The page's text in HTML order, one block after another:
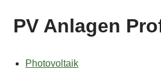
PV Anlagen
Photovoltaik